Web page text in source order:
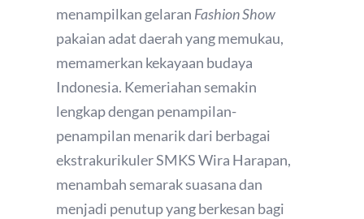
menampilkan gelaran Fashion Show
pakaian adat daerah yang memukau,
memamerkan kekayaan budaya
Indonesia. Kemeriahan semakin
lengkap dengan penampilan-
penampilan menarik dari berbagai
ekstrakurikuler SMKS Wira Harapan,
menambah semarak suasana dan
menjadi penutup yang berkesan bagi